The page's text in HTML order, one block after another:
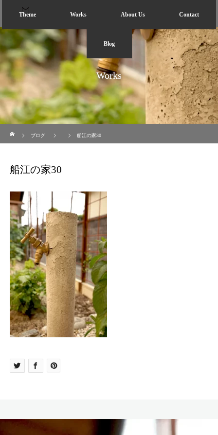
Theme Works About Us Contact
Blog
Works
ブログ
船江の家30
船江の家30